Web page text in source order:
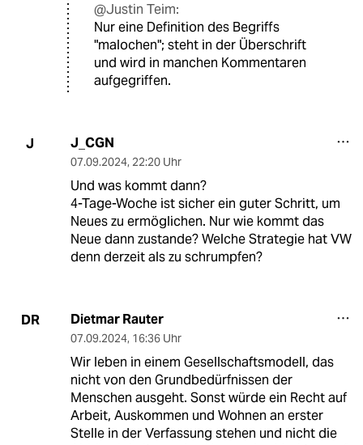
@Justin Teim:
Nur eine Definition des Begriffs
"malochen"; steht in der Überschrift
und wird in manchen Kommentaren
aufgegriffen.
J J_CGN
07.09.2024, 22:20 Uhr
Und was kommt dann?
4-Tage-Woche ist sicher ein guter Schritt, um
Neues zu ermöglichen. Nur wie kommt das
Neue dann zustande? Welche Strategie hat VW
denn derzeit als zu schrumpfen?
DR Dietmar Rauter
07.09.2024, 16:36 Uhr
Wir leben in einem Gesellschaftsmodell, das
nicht von den Grundbedürfnissen der
Menschen ausgeht. Sonst würde ein Recht auf
Arbeit, Auskommen und Wohnen an erster
Stelle in der Verfassung stehen und nicht die